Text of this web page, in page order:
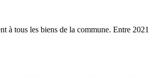
à tous les biens de la commune. Entre